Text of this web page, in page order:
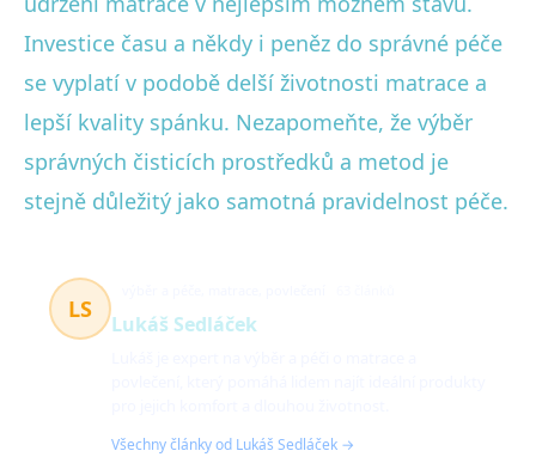
Investice času a někdy i peněz do správné péče
se vyplatí v podobě delší životnosti matrace a
lepší kvality spánku. Nezapomeňte, že výběr
správných čisticích prostředků a metod je
stejně důležitý jako samotná pravidelnost péče.
LS
Lukáš Sedláček
Všechny články od Lukáš Sedláček →